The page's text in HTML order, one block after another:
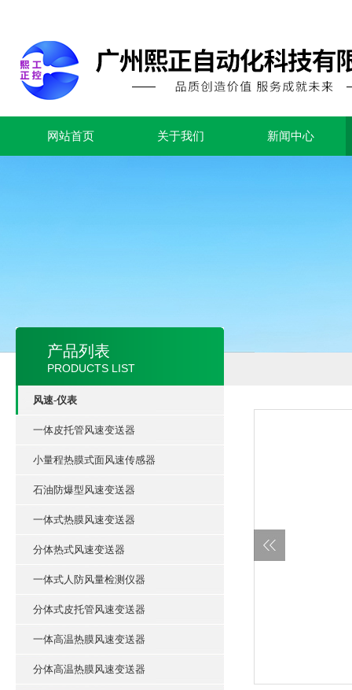
网站首页 关于我们 新闻中心
产品列表
PRODUCTS LIST
风速-仪表
一体皮托管风速变送器
小量程热膜式面风速传感器
石油防爆型风速变送器
一体式热膜风速变送器
分体热式风速变送器
一体式人防风量检测仪器
分体式皮托管风速变送器
一体高温热膜风速变送器
分体高温热膜风速变送器